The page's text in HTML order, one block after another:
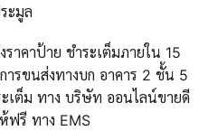
ะมูล
าคาป้าย ชำระเต็มภายใน 15
ารขนส่งทางบก อาคาร 2 ชั้น 5
เต็ม ทาง บริษัท ออนไลน์ขายดี
ห้ฟรี ทาง EMS